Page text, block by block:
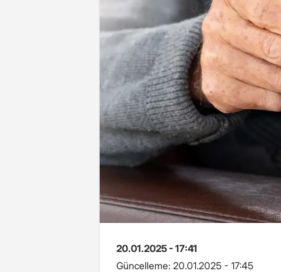
20.01.2025 - 17:41
Güncelleme: 20.01.2025 - 17:45